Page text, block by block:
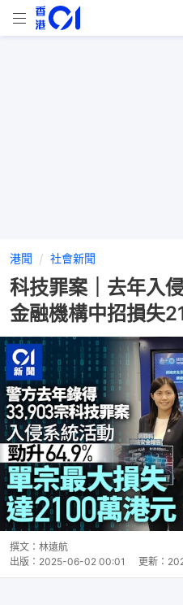
港聞 社會新聞
科技罪案｜去年入
金融機構中招損失
撰文： 林遠航
出版： 2025-06-02 00:01 更新：